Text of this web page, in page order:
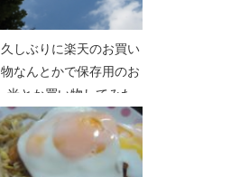
久しぶりに楽天のお買い
物なんとかで保存用のお
米とか買い物してみた